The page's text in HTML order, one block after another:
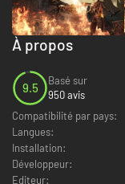
À propos
9.5
Basé sur
950 avis
Compatibilité par pays:
Langues:
Installation:
Développeur:
Editeur: